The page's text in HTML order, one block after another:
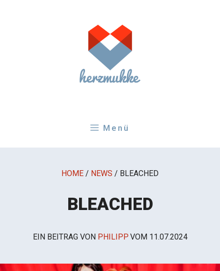
Menü
HOME / NEWS / BLEACHED
BLEACHED
EIN BEITRAG VON PHILIPP VOM 11.07.2024